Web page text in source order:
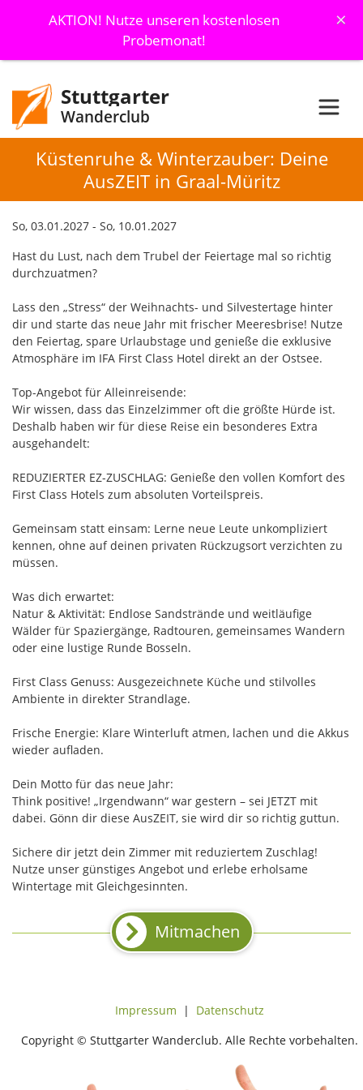
AKTION! Nutze unseren kostenlosen
Probemonat!
×
Stuttgarter
Wanderclub
Küstenruhe & Winterzauber: Deine
AusZEIT in Graal-Müritz
So, 03.01.2027 - So, 10.01.2027
Hast du Lust, nach dem Trubel der Feiertage mal so richtig
durchzuatmen?
Lass den „Stress“ der Weihnachts- und Silvestertage hinter
dir und starte das neue Jahr mit frischer Meeresbrise! Nutze
den Feiertag, spare Urlaubstage und genieße die exklusive
Atmosphäre im IFA First Class Hotel direkt an der Ostsee.
Top-Angebot für Alleinreisende:
Wir wissen, dass das Einzelzimmer oft die größte Hürde ist.
Deshalb haben wir für diese Reise ein besonderes Extra
ausgehandelt:
REDUZIERTER EZ-ZUSCHLAG: Genieße den vollen Komfort des
First Class Hotels zum absoluten Vorteilspreis.
Gemeinsam statt einsam: Lerne neue Leute unkompliziert
kennen, ohne auf deinen privaten Rückzugsort verzichten zu
müssen.
Was dich erwartet:
Natur & Aktivität: Endlose Sandstrände und weitläufige
Wälder für Spaziergänge, Radtouren, gemeinsames Wandern
oder eine lustige Runde Bosseln.
First Class Genuss: Ausgezeichnete Küche und stilvolles
Ambiente in direkter Strandlage.
Frische Energie: Klare Winterluft atmen, lachen und die Akkus
wieder aufladen.
Dein Motto für das neue Jahr:
Think positive! „Irgendwann“ war gestern – sei JETZT mit
dabei. Gönn dir diese AusZEIT, sie wird dir so richtig guttun.
Sichere dir jetzt dein Zimmer mit reduziertem Zuschlag!
Nutze unser günstiges Angebot und erlebe erholsame
Wintertage mit Gleichgesinnten.
Mitmachen
Impressum | Datenschutz
Copyright © Stuttgarter Wanderclub. Alle Rechte vorbehalten.